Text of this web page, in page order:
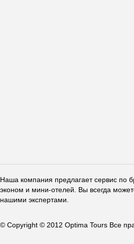
Наша компания предлагает сервис по
эконом и мини-отелей. Вы всегда
нашими экспертами.
© Copyright © 2012 Optima Tours Все